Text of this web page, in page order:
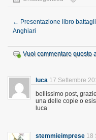
← Presentazione libro
Anghiari
Vuoi commentare questo
luca 17 Settembre
bellissimo post,
una delle copie o
luca
stemmieimprese 18